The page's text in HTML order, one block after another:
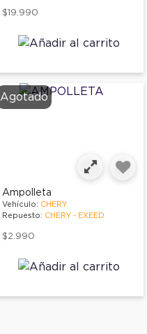
$19.990
Agotado
Ampolleta
Vehículo: CHERY
Repuesto: CHERY - EXEED
$2.990